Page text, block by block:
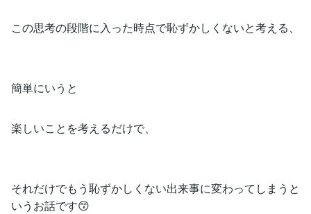
この思考の段階に入った時点で恥ずかしくないと考える、
簡単にいうと
楽しいことを考えるだけで、
それだけでもう恥ずかしくない出来事に変わってしまうと
いうお話です😙